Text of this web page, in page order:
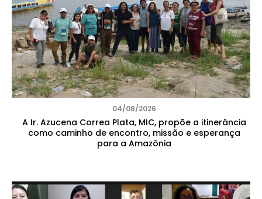
04/08/2026
A Ir. Azucena Correa Plata, MIC, propõe a itinerância
como caminho de encontro, missão e esperança
para a Amazônia